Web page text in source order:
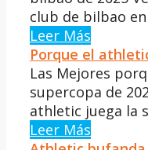
club de bilbao
Leer Más
Porque el
Las Mejores
supercopa de
athletic juega la
Leer Más